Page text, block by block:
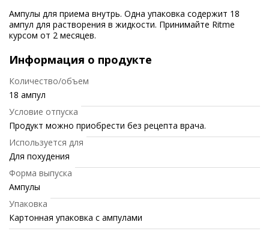
Ампулы для приема внутрь. Одна упаковка содержит 18
ампул для растворения в жидкости. Принимайте Ritme
курсом от 2 месяцев.
Информация о продукте
Количество/объем
18 ампул
Условие отпуска
Продукт можно приобрести без рецепта врача.
Используется для
Для похудения
Форма выпуска
Ампулы
Упаковка
Картонная упаковка с ампулами